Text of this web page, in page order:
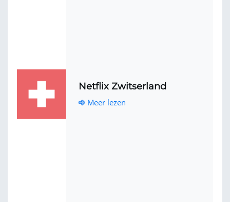
Netflix Zwitserland
Meer lezen